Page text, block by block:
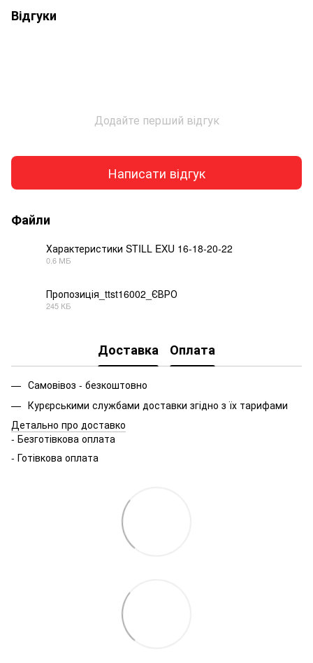
Відгуки
Додайте перший відгук
Написати відгук
Файли
Характеристики STILL EXU 16-18-20-22
0.6 МБ
Пропозиція_ttst16002_ЄВРО
245 КБ
Доставка Оплата
Самовівоз - безкоштовно
Курєрськими службами доставки згідно з їх тарифами
Детально про доставко
- Безготівкова оплата
- Готівкова оплата